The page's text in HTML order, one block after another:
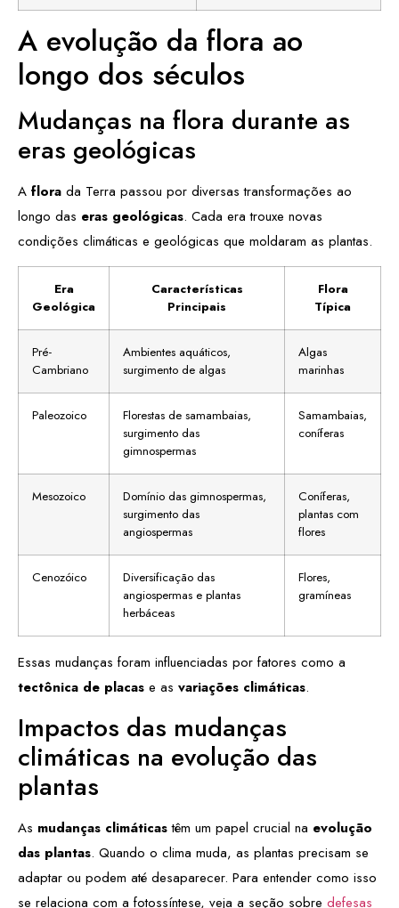
A evolução da flora ao
longo dos séculos
Mudanças na flora durante as
eras geológicas
A flora da Terra passou por diversas transformações ao
longo das eras geológicas. Cada era trouxe novas
condições climáticas e geológicas que moldaram as plantas.
Era
Geológica
Características
Principais
Flora
Típica
Pré-
Cambriano
Ambientes aquáticos,
surgimento de algas
Algas
marinhas
Paleozoico
Florestas de samambaias,
surgimento das
gimnospermas
Samambaias,
coníferas
Mesozoico
Domínio das gimnospermas,
surgimento das
angiospermas
Coníferas,
plantas com
flores
Cenozóico
Diversificação das
angiospermas e plantas
herbáceas
Flores,
gramíneas
Essas mudanças foram influenciadas por fatores como a
tectônica de placas e as variações climáticas.
Impactos das mudanças
climáticas na evolução das
plantas
As mudanças climáticastêm um papel crucial na evolução
das plantas. Quando o clima muda, as plantas precisam se
adaptar ou podem até desaparecer. Para entender como isso
se relaciona com a fotossíntese, veja a seção sobre defesas